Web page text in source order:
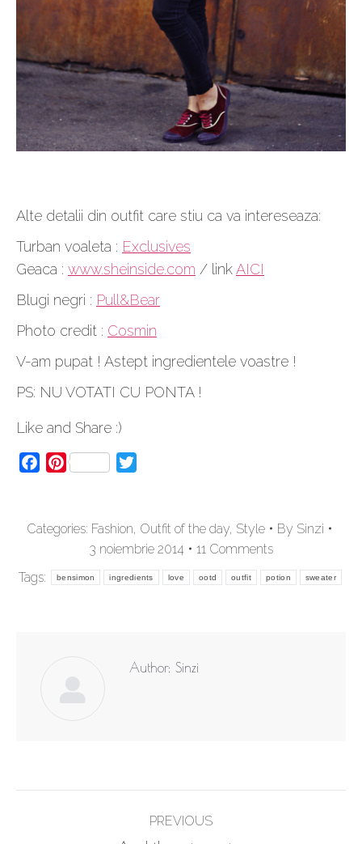
Alte detalii din outfit care stiu ca va intereseaza:
Turban voaleta : Exclusives
Geaca : www.sheinside.com / link AICI
Blugi negri : Pull&Bear
Photo credit : Cosmin
V-am pupat ! Astept ingredientele voastre !
PS: NU VOTATI CU PONTA !
Like and Share :)
FacebookPinterest
Categories: Fashion, Outfit of the day, Style By Sinzi
3 noiembrie 2014
11 Comments
Tags:
bensimon ingredients love ootd outfit potion sweater
Author: Sinzi
PREVIOUS